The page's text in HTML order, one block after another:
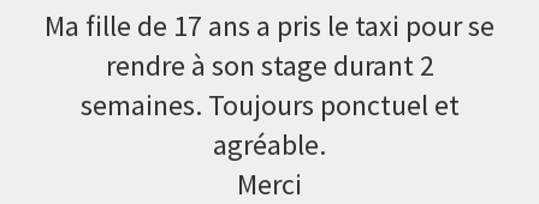
Ma fille de 17 ans a pris le taxi pour se
rendre à son stage durant 2
semaines. Toujours ponctuel et
agréable.
Merci